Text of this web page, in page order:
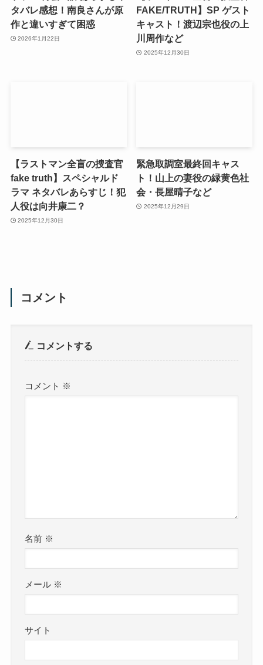
タバレ感想！南良さんが原
作と違いすぎて困惑
2026年1月22日
FAKE/TRUTH】SP ゲスト
キャスト！渡辺宗也役の上
川周作など
2025年12月30日
【ラストマン全盲の捜査官
fake truth】スペシャルド
ラマ ネタバレあらすじ！犯
人役は向井康二？
2025年12月30日
緊急取調室最終回キャス
ト！山上の妻役の緑黄色社
会・長屋晴子など
2025年12月29日
コメント
コメントする
コメント ※
名前 ※
メール ※
サイト